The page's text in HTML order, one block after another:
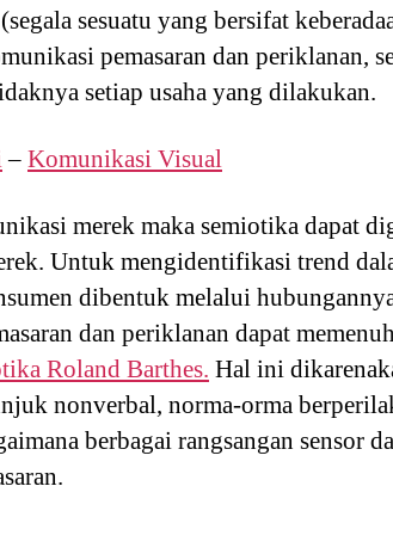
sesuatu yang bersifat
pemasaran dan periklanan,
setiap usaha yang dilakukan.
– Komunikasi Visual
merek maka semiotika dapat
Untuk mengidentifikasi trend
dibentuk melalui
dan periklanan dapat
Roland Barthes. Hal ini
nonverbal, norma-orma
berbagai rangsangan sensor